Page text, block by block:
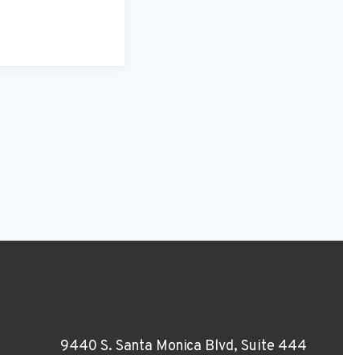
9440 S. Santa Monica Blvd, Suite 444